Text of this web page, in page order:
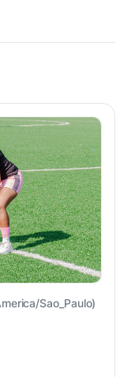
Sao_Paulo)